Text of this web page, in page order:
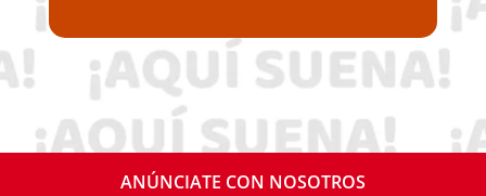
ANÚNCIATE CON NOSOTROS